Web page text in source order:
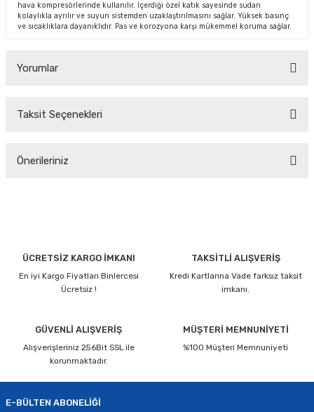
hava kompresörlerinde kullanılır. İçerdiği özel katık sayesinde sudan
kolaylıkla ayrılır ve suyun sistemden uzaklaştırılmasını sağlar. Yüksek basınç
ve sıcaklıklara dayanıklıdır. Pas ve korozyona karşı mükemmel koruma sağlar.
Yorumlar
Taksit Seçenekleri
Önerileriniz
Görüş ve önerileriniz için teşekkür ederiz.
Ürün resmi kalitesiz, bozuk veya görüntülenemiyor.
Ürün bilgilerinde hatalar bulunuyor.
Ürün fiyatı diğer sitelerden daha pahalı.
ÜCRETSİZ KARGO İMKANI
En iyi Kargo Fiyatları Binlercesi
Ücretsiz !
TAKSİTLİ ALIŞVERİŞ
Kredi Kartlarına Vade farksız taksit
imkanı.
GÜVENLİ ALIŞVERİŞ
Alışverişleriniz 256Bit SSL ile
korunmaktadır.
MÜŞTERİ MEMNUNİYETİ
%100 Müşteri Memnuniyeti
E-BÜLTEN ABONELİĞİ